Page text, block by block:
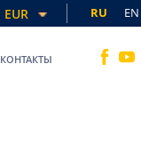
EUR RU EN
КОНТАКТЫ